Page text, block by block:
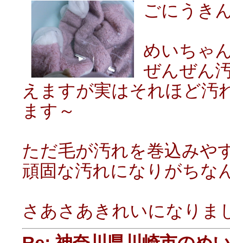
ごにうき
めいちゃ
ぜんぜん
えますが実はそれほど汚
ます～
ただ毛が汚れを巻込みや
頑固な汚れになりがちな
さあさあきれいになりま